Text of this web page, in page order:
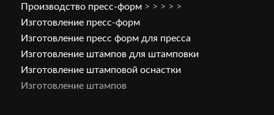
Производство пресс-форм>
Изготовление пресс-форм
>
Изготовление пресс форм для пресса
>
Изготовление штампов для штамповки
>
Изготовление штамповой оснастки
>
Изготовление штампов